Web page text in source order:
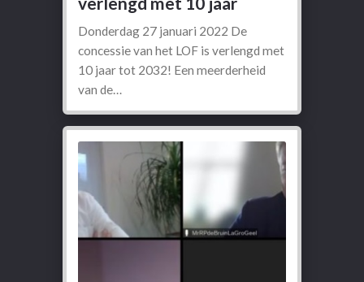
Donderdag 27 januari 2022 De
concessie van het LOF is verlengd met
10 jaar tot 2032! Een meerderheid
van de…